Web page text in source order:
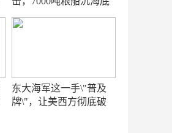
东大海军这一手\"普及
牌\"，让美西方彻底破